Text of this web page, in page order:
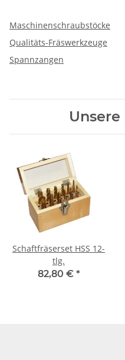
Maschinenschraubstöcke
Qualitäts-Fräswerkzeuge
Spannzangen
Schaftfräserset HSS 12-
tlg.
82,80 € *